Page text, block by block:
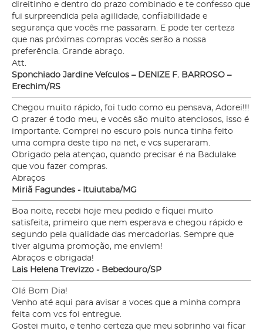
direitinho e dentro do prazo combinado e te confesso que
fui surpreendida pela agilidade, confiabilidade e
segurança que vocês me passaram. E pode ter certeza
que nas próximas compras vocês serão a nossa
preferência. Grande abraço.
Att.
Sponchiado Jardine Veículos – DENIZE F. BARROSO –
Erechim/RS
Chegou muito rápido, foi tudo como eu pensava, Adorei!!!
O prazer é todo meu, e vocês são muito atenciosos, isso é
importante. Comprei no escuro pois nunca tinha feito
uma compra deste tipo na net, e vcs superaram.
Obrigado pela atençao, quando precisar é na Badulake
que vou fazer compras.
Abraços
Miriã Fagundes - Ituiutaba/MG
Boa noite, recebi hoje meu pedido e fiquei muito
satisfeita, primeiro que nem esperava e chegou rápido e
segundo pela qualidade das mercadorias. Sempre que
tiver alguma promoção, me enviem!
Abraços e obrigada!
Lais Helena Trevizzo - Bebedouro/SP
Olá Bom Dia!
Venho até aqui para avisar a voces que a minha compra
feita com vcs foi entregue.
Gostei muito, e tenho certeza que meu sobrinho vai ficar